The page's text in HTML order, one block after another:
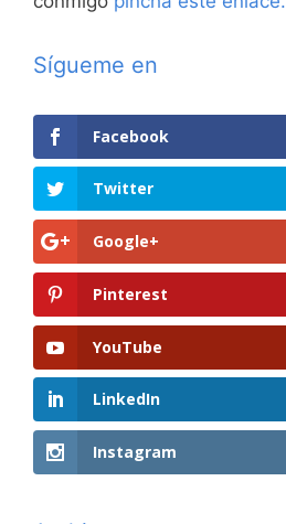
Sígueme en
Facebook
Twitter
Google+
Pinterest
YouTube
LinkedIn
Instagram